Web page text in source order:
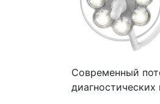
Современный
диагностических